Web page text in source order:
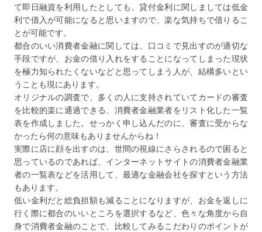
て即日融資を利用したとしても、貸付金利に関しましては低金
利で借入が可能になると思いますので、楽な気持ちで借りるこ
とが可能です。
都合のいい消費者金融に関しては、口コミで見出すのが適切な
手段ですが、お金の借り入れをすることになってしまった現状
を極力知られたくないなどと思ってしまう人が、結構多いとい
うことも現にあります。
オリジナルの調査で、多くの人に支持されていてカードの審査
を比較的楽に通過できる、消費者金融業者をリスト化した一覧
表を作成しました。せっかく申し込んだのに、審査に受からな
かったら何の意味もありませんからね！
実際に店に顔を出すのは、世間の視線にさらされるので困ると
思っているのであれば、インターネットサイトの消費者金融業
者の一覧表などを活用して、最適な金融会社を探すという方法
もあります。
低い金利だと総負担額も減ることになりますが、お金を返しに
行く際に都合のいいところを選択するなど、色々な角度から自
身で消費者金融のことで、比較してみるこだわりのポイントが